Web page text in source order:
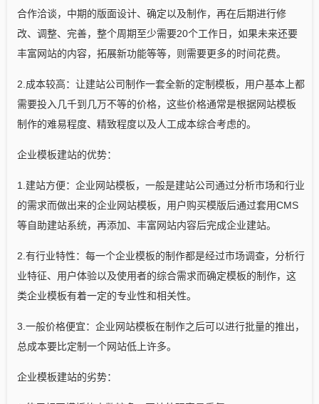
合作洽谈，中期的版面设计、确定以及制作，再在后期进行修
改、调整、完善，整个周期至少需要20个工作日，如果未来还要
丰富网站的内容，拓展新功能等等，则需要更多的时间花费。
2.成本较高：让建站公司制作一套全新的定制模板，用户基本上都
需要投入几千到几万不等的价格，这些价格通常是根据网站模板
制作的难易程度、精致程度以及人工成本综合考虑的。
企业模板建站的优势：
1.建站方便：企业网站模板，一般是建站公司通过分析市场和行业
的需求而做出来的企业网站模板，用户购买模版后通过套用CMS
等自助建站系统，再添加、丰富网站内容后完成企业建站。
2.有行业特性：每一个企业模板的制作都是经过市场调查，分析行
业特征、用户体验以及使用者的综合需求而确定模板的制作，这
类企业模板有着一定的专业性和相关性。
3.一般价格便宜：企业网站模板在制作之后可以进行批量的推出，
总成本要比定制一个网站低上许多。
企业模板建站的劣势：